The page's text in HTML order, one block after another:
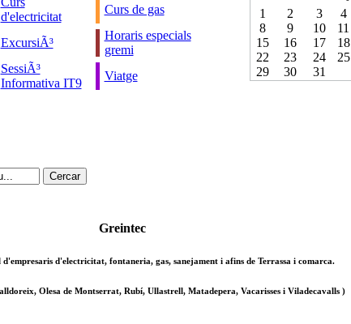
d'electricitat
Curs de gas
ExcursiÃ³
Horaris especials
gremi
SessiÃ³
Informativa IT9
Viatge
1
2 3 4
8
9 10 11
15
16 17 18
22
23 24 25
29
30 31
Greintec
d'empresaris d'electricitat, fontaneria, gas, sanejament i afins de Terrassa i comarca.
Olesa de Montserrat, Rubí, Ullastrell, Matadepera, Vacarisses i Viladecavalls )